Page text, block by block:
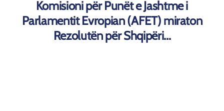
Komisioni për Punët e Jashtme i
Parlamentit Evropian (AFET) miraton
Rezolutën për Shqipëri...